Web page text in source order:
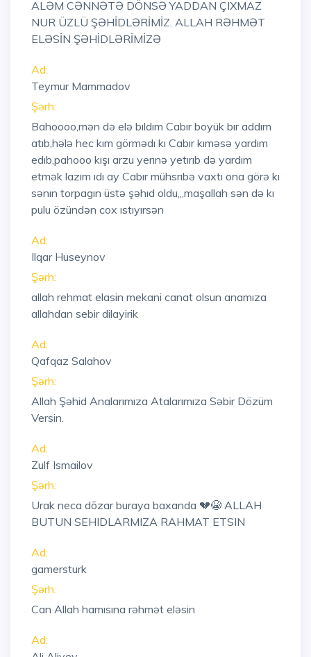
ALƏM CƏNNƏTƏ DÖNSƏ YADDAN ÇIXMAZ
NUR ÜZLÜ ŞƏHİDLƏRİMİZ. ALLAH RƏHMƏT
ELƏSİN ŞƏHİDLƏRİMİZƏ
Ad:
Teymur Mammadov
Şərh:
Bahoooo,mən də elə bıldım Cabır boyük bır addım
atıb,hələ hec kım görmədı kı Cabır kıməsə yardım
edıb,pahooo kışı arzu yerınə yetırıb də yardım
etmək lazım ıdı ay Cabır mühsrıbə vaxtı ona görə kı
sənın torpagın üstə şəhıd oldu,,,maşallah sən də kı
pulu özündən cox ıstıyırsən
Ad:
Ilqar Huseynov
Şərh:
allah rehmat elasin mekani canat olsun anamıza
allahdan sebir dilayirik
Ad:
Qafqaz Salahov
Şərh:
Allah Şəhid Analarımıza Atalarımıza Səbir Dözüm
Versin.
Ad:
Zulf Ismailov
Şərh:
Urak neca dõzar buraya baxanda 💔😭 ALLAH
BUTUN SEHIDLARMIZA RAHMAT ETSIN
Ad:
gamersturk
Şərh:
Can Allah hamısına rəhmət eləsin
Ad: